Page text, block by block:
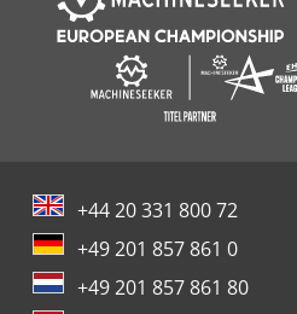
+44 20 331 800 72
+49 201 857 861 0
+49 201 857 861 80